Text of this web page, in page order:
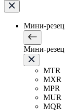
Мини-резец
Мини-резец
MTR
MXR
MPR
MUR
MQR